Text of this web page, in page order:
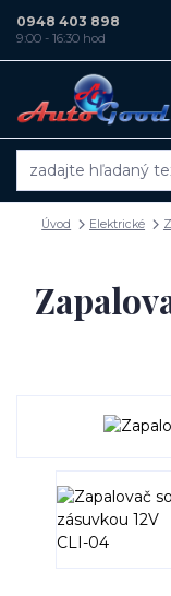
0948 403 898
9:00 - 16:30 hod
Úvod Elektrické